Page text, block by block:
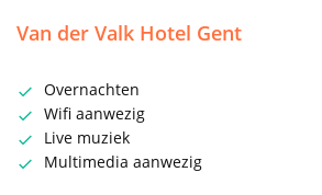
Van der Valk Hotel Gent
Overnachten
Wifi aanwezig
Live muziek
Multimedia aanwezig